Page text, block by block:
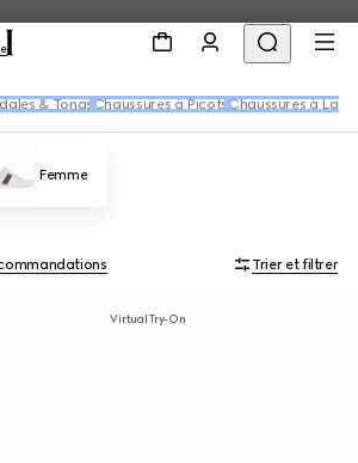
& Tongs Chaussures à Picots Chaussures à
Femme
Trier et filtrer
Virtual Try-On